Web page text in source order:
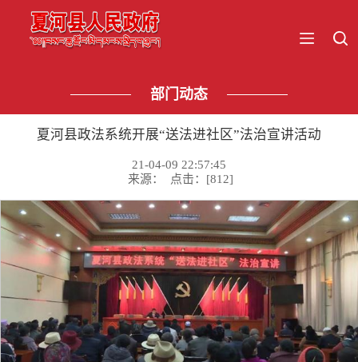
部门动态
夏河县政法系统开展“送法进社区”法治宣讲活动
21-04-09 22:57:45
来源： 点击：[812]